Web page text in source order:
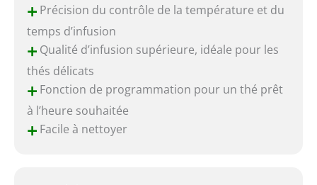
+Précision du contrôle de la température et du
temps d’infusion
+Qualité d’infusion supérieure, idéale pour les
thés délicats
+Fonction de programmation pour un thé prêt
à l’heure souhaitée
+Facile à nettoyer